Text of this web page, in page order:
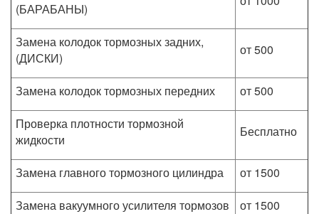
(БАРАБАНЫ)
Замена колодок тормозных задних,
(ДИСКИ)
от 500
Замена колодок тормозных передних
от 500
Проверка плотности тормозной
жидкости
Бесплатно
Замена главного тормозного цилиндра
от 1500
Замена вакуумного усилителя тормозов
от 1500